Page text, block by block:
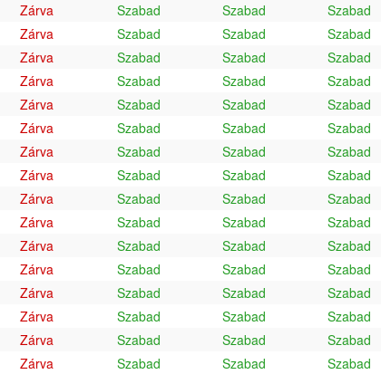
Zárva Szabad Szabad Szabad
Zárva Szabad Szabad Szabad
Zárva Szabad Szabad Szabad
Zárva Szabad Szabad Szabad
Zárva Szabad Szabad Szabad
Zárva Szabad Szabad Szabad
Zárva Szabad Szabad Szabad
Zárva Szabad Szabad Szabad
Zárva Szabad Szabad Szabad
Zárva Szabad Szabad Szabad
Zárva Szabad Szabad Szabad
Zárva Szabad Szabad Szabad
Zárva Szabad Szabad Szabad
Zárva Szabad Szabad Szabad
Zárva Szabad Szabad Szabad
Zárva Szabad Szabad Szabad